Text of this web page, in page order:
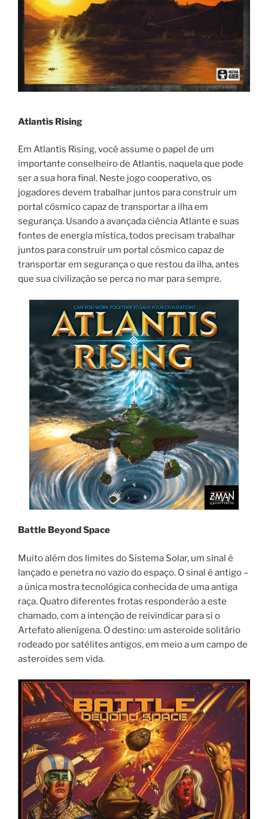
Atlantis Rising
Em Atlantis Rising, você assume o papel de um
importante conselheiro de Atlantis, naquela que pode
ser a sua hora final. Neste jogo cooperativo, os
jogadores devem trabalhar juntos para construir um
portal cósmico capaz de transportar a ilha em
segurança. Usando a avançada ciência Atlante e suas
fontes de energia mística, todos precisam trabalhar
juntos para construir um portal cósmico capaz de
transportar em segurança o que restou da ilha, antes
que sua civilização se perca no mar para sempre.
Battle Beyond Space
Muito além dos limites do Sistema Solar, um sinal é
lançado e penetra no vazio do espaço. O sinal é antigo –
a única mostra tecnológica conhecida de uma antiga
raça. Quatro diferentes frotas responderão a este
chamado, com a intenção de reivindicar para si o
Artefato alienígena. O destino: um asteroide solitário
rodeado por satélites antigos, em meio a um campo de
asteroides sem vida.